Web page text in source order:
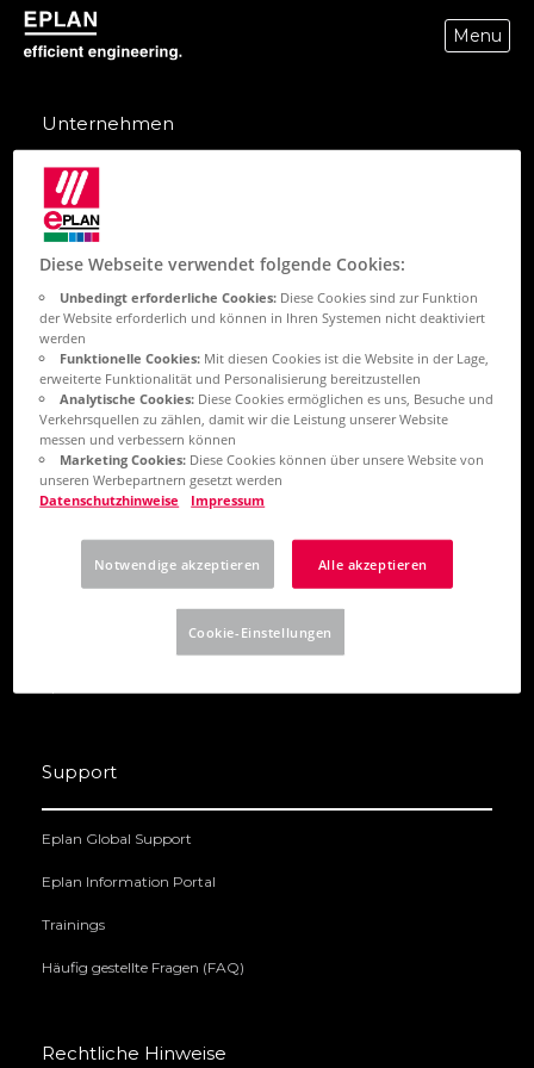
epulse.com home
Menu
Unternehmen
Über uns
Friedhelm Loh Group
Karriere
Trust Center
Kontakt
Produkte
Eplan Electric P8
Support
Eplan Global Support
Eplan Information Portal
Trainings
Häufig gestellte Fragen (FAQ)
Rechtliche Hinweise
Diese Webseite verwendet folgende Cookies:
Unbedingt erforderliche Cookies:Diese Cookies sind zur Funktion
der Website erforderlich und können in Ihren Systemen nicht deaktiviert
werden
Funktionelle Cookies:Mit diesen Cookies ist die Website in der Lage,
erweiterte Funktionalität und Personalisierung bereitzustellen
Analytische Cookies:Diese Cookies ermöglichen es uns, Besuche und
Verkehrsquellen zu zählen, damit wir die Leistung unserer Website
messen und verbessern können
Marketing Cookies:Diese Cookies können über unsere Website von
unseren Werbepartnern gesetzt werden
Datenschutzhinweise
Impressum
Notwendige akzeptieren Alle akzeptieren
Cookie-Einstellungen